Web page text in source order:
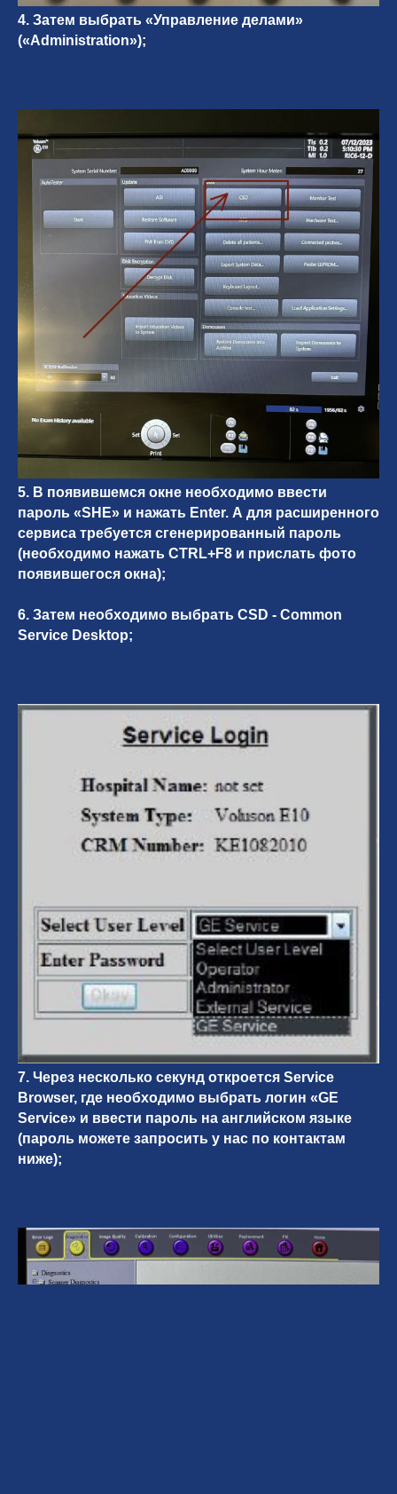
4. Затем выбрать «Управление делами»
(«Administration»);
5. В появившемся окне необходимо ввести
пароль «SHE» и нажать Enter. А для расширенного
сервиса требуется сгенерированный пароль
(необходимо нажать CTRL+F8 и прислать фото
появившегося окна);
6. Затем необходимо выбрать CSD - Common
Service Desktop;
7. Через несколько секунд откроется Service
Browser, где необходимо выбрать логин «GE
Service» и ввести пароль на английском языке
(пароль можете запросить у нас по контактам
ниже);